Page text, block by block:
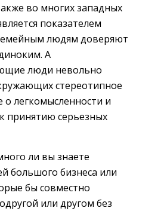
во многих западных
показателем
семейным людям доверяют
А
люди невольно
стереотипное
о легкомысленности и
принятию серьезных
ли вы знаете
большого бизнеса или
бы совместно
или другом без